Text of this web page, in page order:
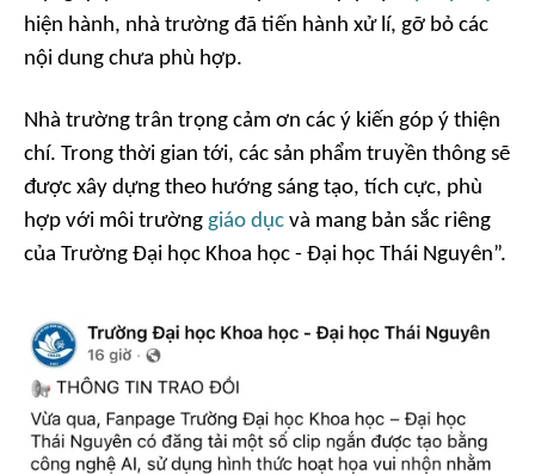
hiện hành, nhà trường đã tiến hành xử lí, gỡ bỏ các
nội dung chưa phù hợp.
Nhà trường trân trọng cảm ơn các ý kiến góp ý thiện
chí. Trong thời gian tới, các sản phẩm truyền thông sẽ
được xây dựng theo hướng sáng tạo, tích cực, phù
hợp với môi trường giáo dục và mang bản sắc riêng
của Trường Đại học Khoa học - Đại học Thái Nguyên”.